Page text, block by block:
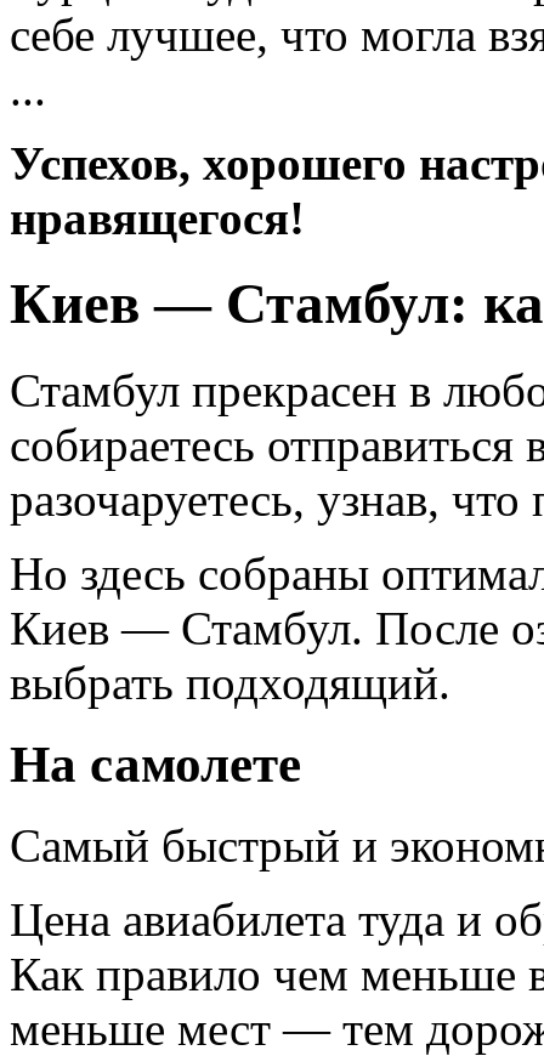
себе лучшее, что могла
...
Успехов, хорошего
нравящегося!
Киев — Стамбул:
Стамбул прекрасен в
собираетесь
разочаруетесь, узнав,
Но здесь собраны
Киев — Стамбул. После
выбрать подходящий.
На самолете
Самый быстрый и
Цена авиабилета туда и
Как правило чем меньше
меньше мест — тем